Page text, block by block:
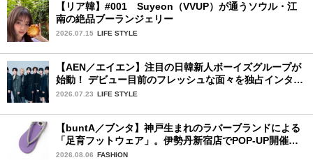
【リア韓】#001 Suyeon（VVUP）が通うソウル・江
南の絶品ブーランジェリー
2026.07.15 LIFE STYLE
【AEN／エイエン】注目の日韓新人ボーイズグループが
始動！ デビュー目前のフレッシュな面々を独占インタビ
ュー。7人の魅力に迫ります♪
2026.07.23 LIFE STYLE
【buntA／ブンタ】神戸生まれのラバーブランドによる
「足育フットウェア」。伊勢丹新宿店でPOP-UP開催
中！
2026.08.06 FASHION